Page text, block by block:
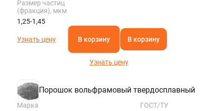
Размер частиц
(фракция), мкм
1,25-1,45
Узнать цену В корзину В корзину
Узнать цену
Порошок вольфрамовый твердосплавный
Марка
ГОСТ/ТУ